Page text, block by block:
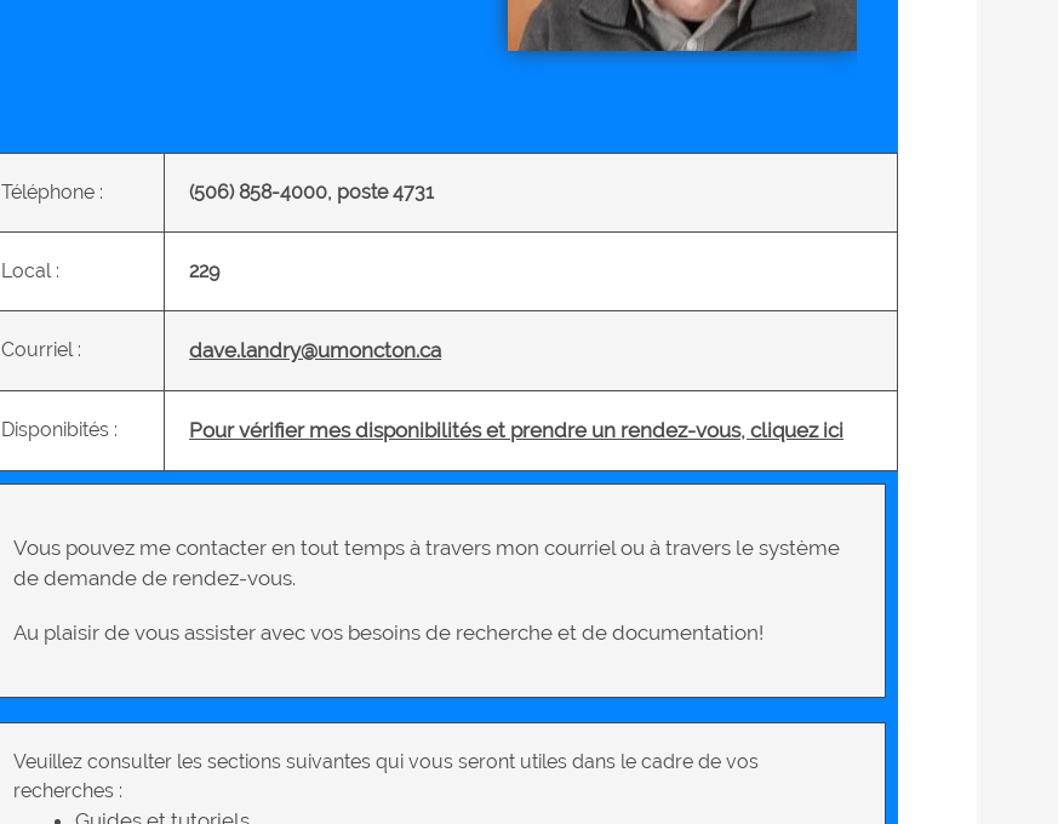
border
Téléphone : (506) 858-4000, poste 4731
Local : 229
Courriel : dave.landry@umoncton.ca
Disponibités : Pour vérifier mes disponibilités et prendre un rendez-vous, cliquez ici
Vous pouvez me contacter en tout temps à travers mon courriel ou à travers le système
de demande de rendez-vous.
Au plaisir de vous assister avec vos besoins de recherche et de documentation!
Veuillez consulter les sections suivantes qui vous seront utiles dans le cadre de vos
recherches :